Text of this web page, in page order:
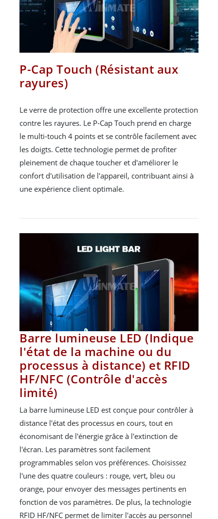
P-Cap Touch (Résistant aux
rayures)
Le verre de protection offre une excellente protection
contre les rayures. Le P-Cap Touch prend en charge
le multi-touch 4 points et se contrôle facilement avec
les doigts. Cette technologie permet de profiter
pleinement de chaque toucher et d'améliorer le
confort d'utilisation de l'appareil, contribuant ainsi à
une expérience client optimale.
Barre lumineuse LED (Indique
l'état de la machine ou du
processus à distance) et RFID
HF/NFC (Contrôle d'accès
limité)
La barre lumineuse LED est conçue pour contrôler à
distance l'état des processus en cours, tout en
économisant de l'énergie grâce à l'extinction de
l'écran. Les paramètres sont facilement
programmables selon vos préférences. Choisissez
l'une des quatre couleurs : rouge, vert, bleu ou
orange, pour envoyer des messages pertinents en
fonction de vos paramètres. De plus, la technologie
RFID HF/NFC permet de limiter l'accès au personnel